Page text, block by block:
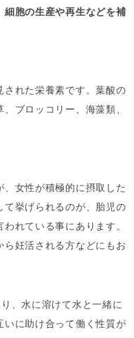
胞の生産や再生などを補
された栄養素です。葉酸の
ブロッコリー、海藻類、
女性が積極的に摂取した
て挙げられるのが、胎児の
れている事にあります。
妊活される方などにもお
、水に溶けて水と一緒に
いに助け合って働く性質が